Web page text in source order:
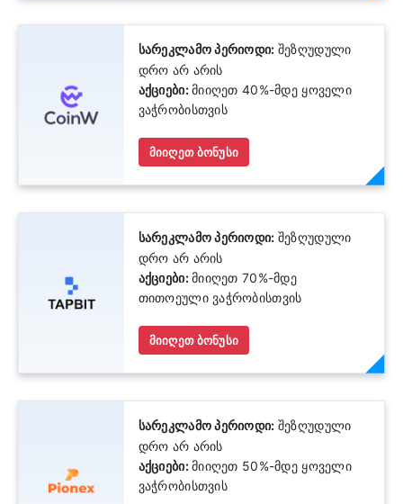
სარეკლამო პერიოდი: შეზღუდული
დრო არ არის
აქციები:მიიღეთ 40%-მდე ყოველი
ვაჭრობისთვის
მიიღეთ ბონუსი
სარეკლამო პერიოდი: შეზღუდული
დრო არ არის
აქციები:მიიღეთ 70%-მდე
თითოეული ვაჭრობისთვის
მიიღეთ ბონუსი
სარეკლამო პერიოდი: შეზღუდული
დრო არ არის
აქციები:მიიღეთ 50%-მდე ყოველი
ვაჭრობისთვის